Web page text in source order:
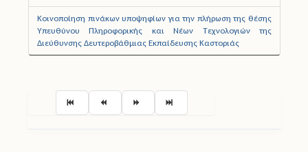
Κοινοποίηση πινάκων υποψηφίων για την πλήρωση της θέσης
Υπευθύνου Πληροφορικής και Νέων Τεχνολογιών της
Διεύθυνσης Δευτεροβάθμιας Εκπαίδευσης Καστοριάς